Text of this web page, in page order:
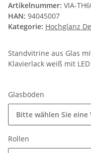
Artikelnummer: VIA-
HAN: 94045007
Kategorie: Hochglanz
Standvitrine aus Glas
Klavierlack weiß mit
Glasböden
Bitte wählen Sie eine
Rollen